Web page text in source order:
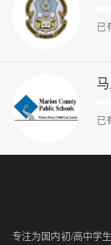
已
已
专注为国内初/高中学